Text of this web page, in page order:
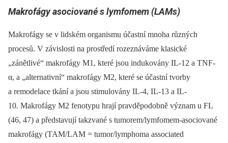
Makrofágy asociované s lymfomem (LAMs)
Makrofágy se v lidském organismu účastní mnoha různých
procesů. V závislosti na prostředí rozeznáváme klasické
„zánětlivé“ makrofágy M1, které jsou indukovány IL-12 a TNF-
α, a „alternativní“ makrofágy M2, které se účastní tvorby
a remodelace tkání a jsou stimulovány IL-4, IL-13 a IL-
10. Makrofágy M2 fenotypu hrají pravděpodobně význam u FL
(46, 47) a představují takzvané s tumorem/lymfomem-asociované
makrofágy (TAM/LAM = tumor/lymphoma associated